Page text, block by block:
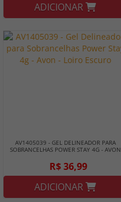
ADICIONAR
AV1405039 - GEL DELINEADOR PARA
SOBRANCELHAS POWER STAY 4G - AVON
R$ 36,99
ADICIONAR